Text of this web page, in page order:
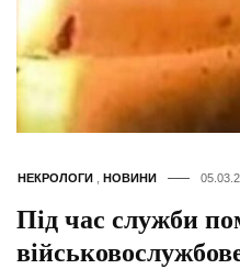
НЕКРОЛОГИ НОВИНИ
Під час служби